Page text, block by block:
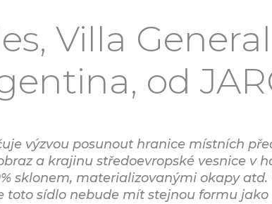
Villa
od
výzvou posunout hranice místních
a krajinu středoevropské vesnice v
sklonem, materializovanými okapy
toto sídlo nebude mít stejnou formu